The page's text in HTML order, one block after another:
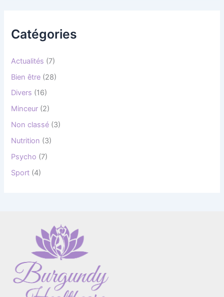
Catégories
Actualités (7)
Bien être (28)
Divers (16)
Minceur (2)
Non classé (3)
Nutrition (3)
Psycho (7)
Sport (4)